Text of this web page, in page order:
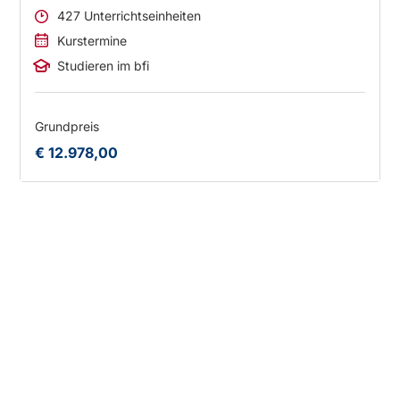
427 Unterrichtseinheiten
Kurstermine
Studieren im bfi
Grundpreis
€ 12.978,00